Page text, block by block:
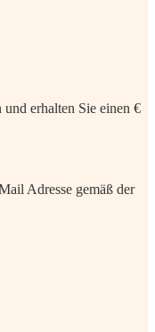
erhalten Sie einen €
Adresse gemäß der